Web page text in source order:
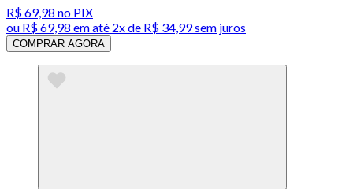
R$ 69,98 no PIX
ou R$ 69,98 em até 2x de R$ 34,99 sem juros
COMPRAR AGORA